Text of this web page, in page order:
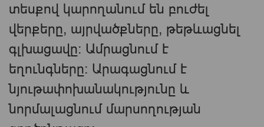
տեսքով կարողանում են բուժել
վերքերը, այրվածքները, թեթևացնել
գլխացավը։ Ամրացնում է
եղունգները։ Արագացնում է
նյութափոխանակությունը և
նորմալացնում մարսողության